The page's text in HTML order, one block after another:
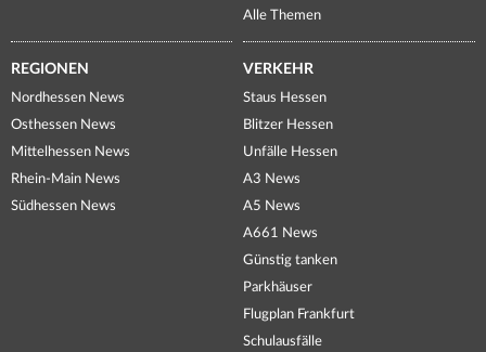
Alle Themen
REGIONEN
Nordhessen News
Osthessen News
Mittelhessen News
Rhein-Main News
Südhessen News
VERKEHR
Staus Hessen
Blitzer Hessen
Unfälle Hessen
A3 News
A5 News
A661 News
Günstig tanken
Parkhäuser
Flugplan Frankfurt
Schulausfälle